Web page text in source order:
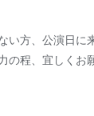
方、公演日
程、宜しくお